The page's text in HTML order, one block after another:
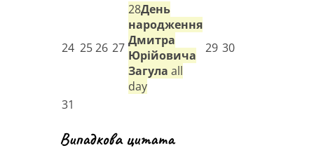
24 2526 27
28День
народження
Дмитра
Юрійовича
Загула all
day
29 30
31
Випадкова цитата